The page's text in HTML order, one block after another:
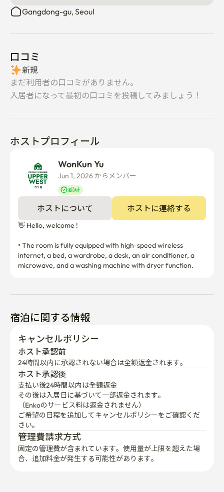
Gangdong-gu, Seoul
口コミ
新規
まだ利用者の口コミがありません。
入居者になって最初の口コミを投稿してみましょう！
ホストプロフィール
WonKun Yu
Jun 1, 2026 からメンバー
認証
ホストについて ホストに連絡する
👋 Hello, welcome !
• The room is fully equipped with high-speed wireless
internet, a bed, a wardrobe, a desk, an air conditioner, a
microwave, and a washing machine with dryer function.
宿泊に関する情報
キャンセルポリシー
ホスト承認前
24時間以内に承認されない場合は全額返金されます。
ホスト承認後
支払い後24時間以内は全額返金
その後は入居日に基づいて一部返金されます。
（Enkoのサービス料は返金されません）
ご希望の日程を追加してキャンセルポリシーをご確認くだ
さい。
管理費請求方式
固定の管理費が含まれています。使用量が上限を超えた場
合、追加料金が発生する可能性があります。